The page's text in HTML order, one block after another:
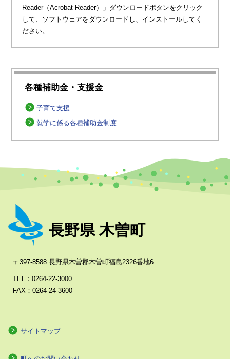
各種補助金・支援金
子育て支援
就学に係る各種補助金制度
Reader（Acrobat Reader）」ダウンロードボタンをクリック
して、ソフトウェアをダウンロードし、インストールしてく
ださい。
長野県 木曽町
〒397-8588 長野県木曽郡木曽町福島2326番地6
TEL：0264-22-3000
FAX：0264-24-3600
サイトマップ